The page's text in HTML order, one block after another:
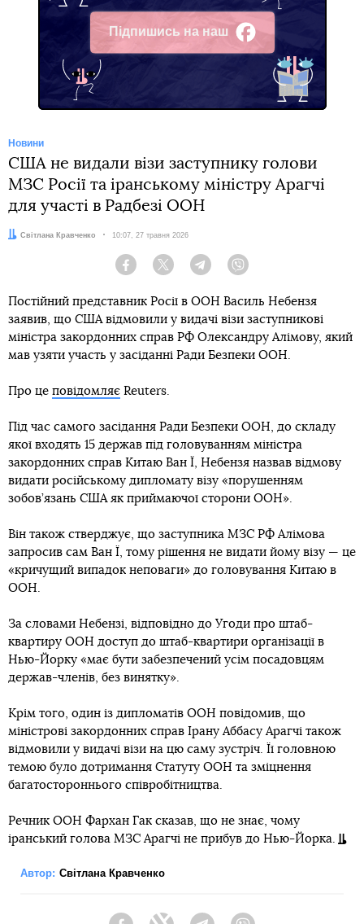
Підпишись на наш
Facebook
Новини
США не видали візи заступнику голови
МЗС Росії та іранському міністру Арагчі
для участі в Радбезі ООН
Автор:
Світлана Кравченко Дата:
10:07, 27 травня 2026
Facebook Twitter Telegram
Постійний представник Росії в ООН Василь Небензя
заявив, що США відмовили у видачі візи заступникові
міністра закордонних справ РФ Олександру Алімову, який
мав узяти участь у засіданні Ради Безпеки ООН.
Про це повідомляє Reuters.
Під час самого засідання Ради Безпеки ООН, до складу
якої входять 15 держав під головуванням міністра
закордонних справ Китаю Ван Ї, Небензя назвав відмову
видати російському дипломату візу «порушенням
зобов’язань США як приймаючої сторони ООН».
Він також стверджує, що заступника МЗС РФ Алімова
запросив сам Ван Ї, тому рішення не видати йому візу — це
«кричущий випадок неповаги» до головування Китаю в
ООН.
За словами Небензі, відповідно до Угоди про штаб-
квартиру ООН доступ до штаб-квартири організації в
Нью-Йорку «має бути забезпечений усім посадовцям
держав-членів, без винятку».
Крім того, один із дипломатів ООН повідомив, що
міністрові закордонних справ Ірану Аббасу Арагчі також
відмовили у видачі візи на цю саму зустріч. Її головною
темою було дотримання Статуту ООН та зміцнення
багатостороннього співробітництва.
Речник ООН Фархан Гак сказав, що не знає, чому
іранський голова МЗС Арагчі не прибув до Нью-Йорка.
Автор: Світлана Кравченко